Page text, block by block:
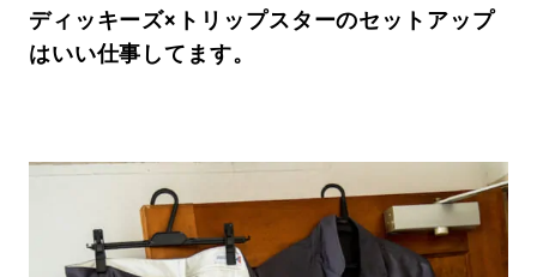
#注目のタグ
#NEW VINTAGE #マイナーグッド図鑑
#路地裏てぃーん。 #MONTHLY JOURNAL
#GH 銘品の所以 #フイナムのYouTube
ディッキーズ×トリップスターのセットアップ
はいい仕事してます。